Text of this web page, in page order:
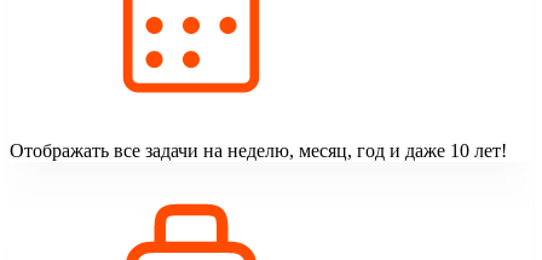
Отображать все задачи на неделю, месяц, год и даже 10 лет!